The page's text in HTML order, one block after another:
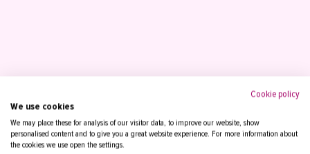
Tampereen Aikuiskoulutuskeskus
PL 15, 33821 Tampere
Vaihde03 2361 111
Cookie policy
We use cookies
We may place these for analysis of our visitor data, to improve our website, show
personalised content and to give you a great website experience. For more information about
the cookies we use open the settings.